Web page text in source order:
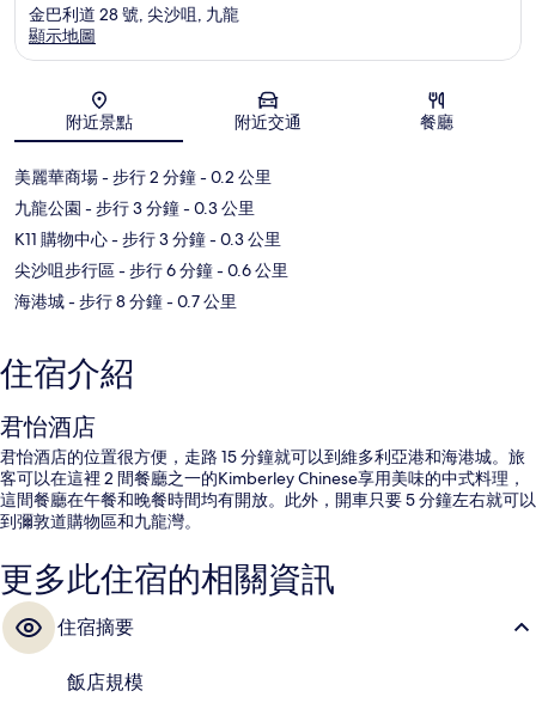
地圖
金巴利道 28 號, 尖沙咀, 九龍
顯示地圖
附近景點 附近交通 餐廳
美麗華商場- 步行 2 分鐘- 0.2 公里
九龍公園 - 步行 3 分鐘- 0.3 公里
K11 購物中心- 步行 3 分鐘- 0.3 公里
尖沙咀步行區- 步行 6 分鐘- 0.6 公里
海港城- 步行 8 分鐘- 0.7 公里
住宿介紹
君怡酒店
君怡酒店的位置很方便，走路 15 分鐘就可以到維多利亞港和海港城。旅
客可以在這裡 2 間餐廳之一的Kimberley Chinese享用美味的中式料理，
這間餐廳在午餐和晚餐時間均有開放。此外，開車只要 5 分鐘左右就可以
到彌敦道購物區和九龍灣。
更多此住宿的相關資訊
住宿摘要
飯店規模